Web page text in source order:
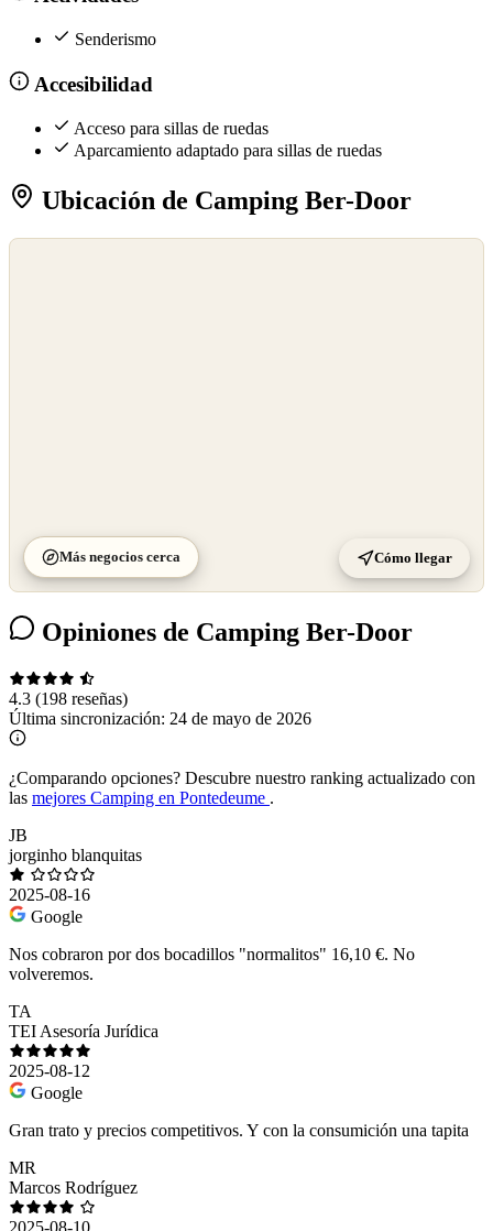
Senderismo
Accesibilidad
Acceso para sillas de ruedas
Aparcamiento adaptado para sillas de ruedas
Ubicación de Camping Ber-Door
Más negocios cerca Cómo llegar
Opiniones de Camping Ber-Door
4.3 (198 reseñas)
Última sincronización: 24 de mayo de 2026
¿Comparando opciones? Descubre nuestro ranking actualizado con
las mejores Camping en Pontedeume .
JB
jorginho blanquitas
2025-08-16
Google
Nos cobraron por dos bocadillos "normalitos" 16,10 €. No
volveremos.
TA
TEI Asesoría Jurídica
2025-08-12
Google
Gran trato y precios competitivos. Y con la consumición una tapita
MR
Marcos Rodríguez
2025-08-10